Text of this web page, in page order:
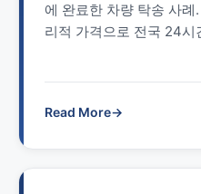
에 완료한 차량 탁송 사
리적 가격으로 전국 24시
Read More→